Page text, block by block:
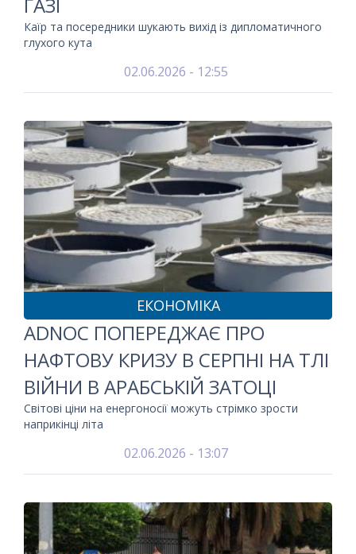
Каїр та посередники шукають вихід із дипломатичного
глухого кута
02.06.2026 - 12:55
ЕКОНОМІКА
ADNOC ПОПЕРЕДЖАЄ ПРО
НАФТОВУ КРИЗУ В СЕРПНІ НА ТЛІ
ВІЙНИ В АРАБСЬКІЙ ЗАТОЦІ
Світові ціни на енергоносії можуть стрімко зрости
наприкінці літа
02.06.2026 - 13:07